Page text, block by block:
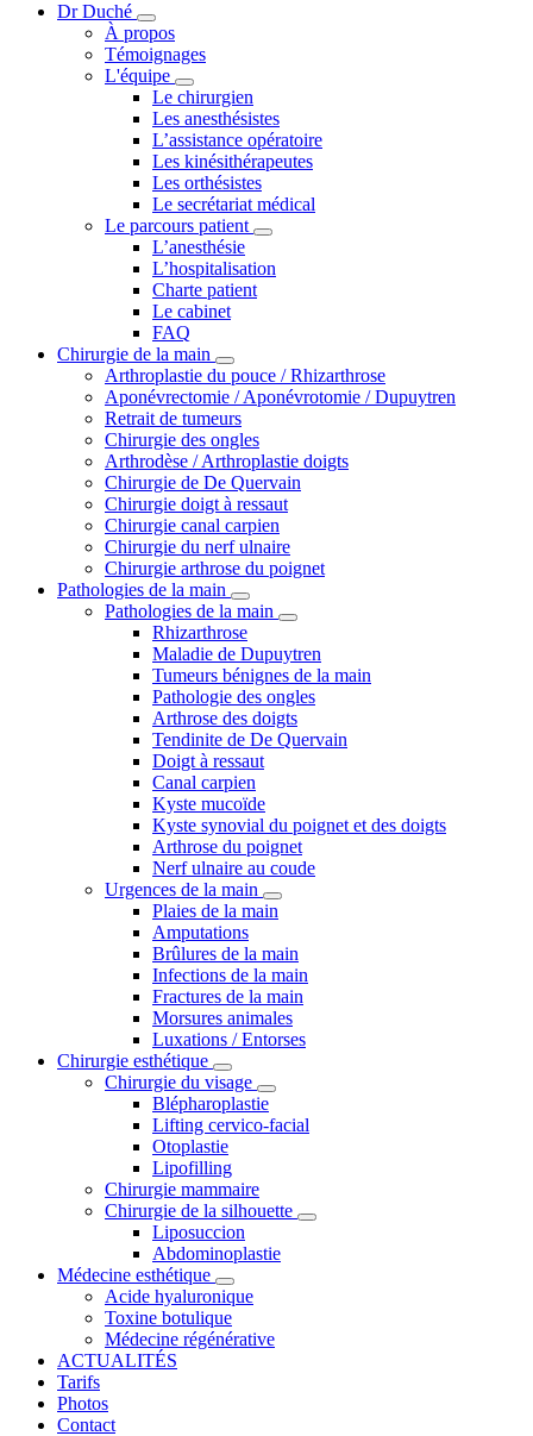
Dr Duché
À propos
Témoignages
L'équipe
Le chirurgien
Les anesthésistes
L’assistance opératoire
Les kinésithérapeutes
Les orthésistes
Le secrétariat médical
Le parcours patient
L’anesthésie
L’hospitalisation
Charte patient
Le cabinet
FAQ
Chirurgie de la main
Arthroplastie du pouce / Rhizarthrose
Aponévrectomie / Aponévrotomie / Dupuytren
Retrait de tumeurs
Chirurgie des ongles
Arthrodèse / Arthroplastie doigts
Chirurgie de De Quervain
Chirurgie doigt à ressaut
Chirurgie canal carpien
Chirurgie du nerf ulnaire
Chirurgie arthrose du poignet
Pathologies de la main
Pathologies de la main
Rhizarthrose
Maladie de Dupuytren
Tumeurs bénignes de la main
Pathologie des ongles
Arthrose des doigts
Tendinite de De Quervain
Doigt à ressaut
Canal carpien
Kyste mucoïde
Kyste synovial du poignet et des doigts
Arthrose du poignet
Nerf ulnaire au coude
Urgences de la main
Plaies de la main
Amputations
Brûlures de la main
Infections de la main
Fractures de la main
Morsures animales
Luxations / Entorses
Chirurgie esthétique
Chirurgie du visage
Blépharoplastie
Lifting cervico-facial
Otoplastie
Lipofilling
Chirurgie mammaire
Chirurgie de la silhouette
Liposuccion
Abdominoplastie
Médecine esthétique
Acide hyaluronique
Toxine botulique
Médecine régénérative
ACTUALITÉS
Tarifs
Photos
Contact